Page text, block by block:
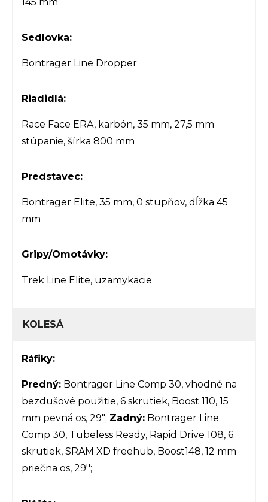
Sedlovka:
Bontrager Line Dropper
Riadidlá:
Race Face ERA, karbón, 35 mm, 27,5 mm
stúpanie, šírka 800 mm
Predstavec:
Bontrager Elite, 35 mm, 0 stupňov, dĺžka 45
mm
Gripy/Omotávky:
Trek Line Elite, uzamykacie
KOLESÁ
Ráfiky:
Predný: Bontrager Line Comp 30, vhodné na
bezdušové použitie, 6 skrutiek, Boost 110, 15
mm pevná os, 29"; Zadný: Bontrager Line
Comp 30, Tubeless Ready, Rapid Drive 108, 6
skrutiek, SRAM XD freehub, Boost148, 12 mm
priečna os, 29'';